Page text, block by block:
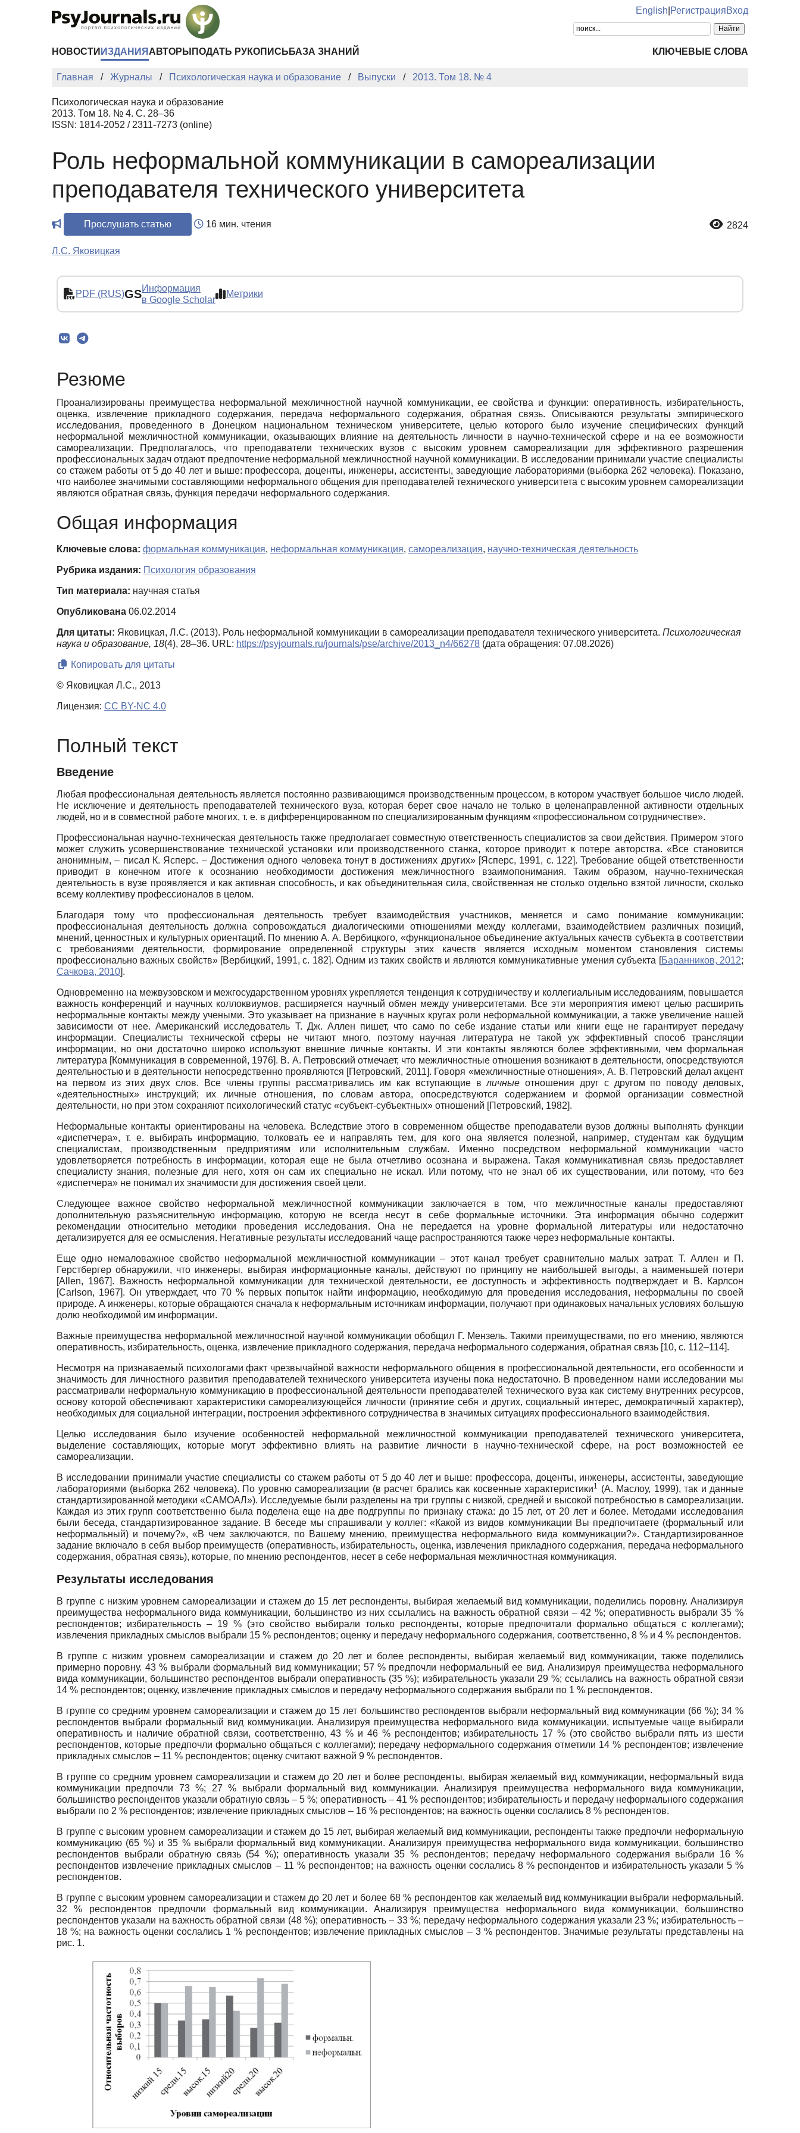
English РегистрацияВход
НОВОСТИ ИЗДАНИЯ АВТОРЫ ПОДАТЬ РУКОПИСЬ БАЗА ЗНАНИЙ КЛЮЧЕВЫЕ СЛОВА
Главная Журналы Психологическая наука и образование Выпуски 2013. Том 18. № 4
Психологическая наука и образование
2013. Том 18. № 4. С. 28–36
ISSN: 1814-2052 / 2311-7273 (online)
Роль неформальной коммуникации в самореализации
преподавателя технического университета
Прослушать статью 16 мин. чтения 2824
Л.С. Яковицкая
PDF (RUS)GSИнформация
в Google Scholar
Метрики
Резюме
Проанализированы преимущества неформальной межличностной научной коммуникации, ее свойства и функции: оперативность, избирательность,
оценка, извлечение прикладного содержания, передача неформального содержания, обратная связь. Описываются результаты эмпирического
исследования, проведенного в Донецком национальном техническом университете, целью которого было изучение специфических функций
неформальной межличностной коммуникации, оказывающих влияние на деятельность личности в научно-технической сфере и на ее возможности
самореализации. Предполагалось, что преподаватели технических вузов с высоким уровнем самореализации для эффективного разрешения
профессиональных задач отдают предпочтение неформальной межличностной научной коммуникации. В исследовании принимали участие специалисты
со стажем работы от 5 до 40 лет и выше: профессора, доценты, инженеры, ассистенты, заведующие лабораториями (выборка 262 человека). Показано,
что наиболее значимыми составляющими неформального общения для преподавателей технического университета с высоким уровнем самореализации
являются обратная связь, функция передачи неформального содержания.
Общая информация
Ключевые слова: формальная коммуникация, неформальная коммуникация, самореализация, научно-техническая деятельность
Рубрика издания: Психология образования
Тип материала: научная статья
Опубликована 06.02.2014
Для цитаты: Яковицкая, Л.С. (2013). Роль неформальной коммуникации в самореализации преподавателя технического университета. Психологическая
наука и образование, 18(4), 28–36. URL: https://psyjournals.ru/journals/pse/archive/2013_n4/66278 (дата обращения: 07.08.2026)
Копировать для цитаты
© Яковицкая Л.С., 2013
Лицензия: CC BY-NC 4.0
Полный текст
Введение
Любая профессиональная деятельность является постоянно развивающимся производственным процессом, в котором участвует большое число людей.
Не исключение и деятельность преподавателей технического вуза, которая берет свое начало не только в целенаправленной активности отдельных
людей, но и в совместной работе многих, т. е. в дифференцированном по специализированным функциям «профессиональном сотрудничестве».
Профессиональная научно-техническая деятельность также предполагает совместную ответственность специалистов за свои действия. Примером этого
может служить усовершенствование технической установки или производственного станка, которое приводит к потере авторства. «Все становится
анонимным, – писал К. Ясперс. – Достижения одного человека тонут в достижениях других» [Ясперс, 1991, с. 122]. Требование общей ответственности
приводит в конечном итоге к осознанию необходимости достижения межличностного взаимопонимания. Таким образом, научно-техническая
деятельность в вузе проявляется и как активная способность, и как объединительная сила, свойственная не столько отдельно взятой личности, сколько
всему коллективу профессионалов в целом.
Благодаря тому что профессиональная деятельность требует взаимодействия участников, меняется и само понимание коммуникации:
профессиональная деятельность должна сопровождаться диалогическими отношениями между коллегами, взаимодействием различных позиций,
мнений, ценностных и культурных ориентаций. По мнению А. А. Вербицкого, «функциональное объединение актуальных качеств субъекта в соответствии
с требованиями деятельности, формирование определенной структуры этих качеств является исходным моментом становления системы
профессионально важных свойств» [Вербицкий, 1991, c. 182]. Одним из таких свойств и являются коммуникативные умения субъекта [Баранников, 2012;
Сачкова, 2010].
Одновременно на межвузовском и межгосударственном уровнях укрепляется тенденция к сотрудничеству и коллегиальным исследованиям, повышается
важность конференций и научных коллоквиумов, расширяется научный обмен между университетами. Все эти мероприятия имеют целью расширить
неформальные контакты между учеными. Это указывает на признание в научных кругах роли неформальной коммуникации, а также увеличение нашей
зависимости от нее. Американский исследователь Т. Дж. Аллен пишет, что само по себе издание статьи или книги еще не гарантирует передачу
информации. Специалисты технической сферы не читают много, поэтому научная литература не такой уж эффективный способ трансляции
информации, но они достаточно широко используют внешние личные контакты. И эти контакты являются более эффективными, чем формальная
литература [Коммуникация в современной, 1976]. В. А. Петровский отмечает, что межличностные отношения возникают в деятельности, опосредствуются
деятельностью и в деятельности непосредственно проявляются [Петровский, 2011]. Говоря «межличностные отношения», А. В. Петровский делал акцент
на первом из этих двух слов. Все члены группы рассматривались им как вступающие вличные отношения друг с другом по поводу деловых,
«деятельностных» инструкций; их личные отношения, по словам автора, опосредствуются содержанием и формой организации совместной
деятельности, но при этом сохраняют психологический статус «субъект-субъектных» отношений [Петровский, 1982].
Неформальные контакты ориентированы на человека. Вследствие этого в современном обществе преподаватели вузов должны выполнять функции
«диспетчера», т. е. выбирать информацию, толковать ее и направлять тем, для кого она является полезной, например, студентам как будущим
специалистам, производственным предприятиям или исполнительным службам. Именно посредством неформальной коммуникации часто
удовлетворяется потребность в информации, которая еще не была отчетливо осознана и выражена. Такая коммуникативная связь предоставляет
специалисту знания, полезные для него, хотя он сам их специально не искал. Или потому, что не знал об их существовании, или потому, что без
«диспетчера» не понимал их значимости для достижения своей цели.
Следующее важное свойство неформальной межличностной коммуникации заключается в том, что межличностные каналы предоставляют
дополнительную разъяснительную информацию, которую не всегда несут в себе формальные источники. Эта информация обычно содержит
рекомендации относительно методики проведения исследования. Она не передается на уровне формальной литературы или недостаточно
детализируется для ее осмысления. Негативные результаты исследований чаще распространяются также через неформальные контакты.
Еще одно немаловажное свойство неформальной межличностной коммуникации – этот канал требует сравнительно малых затрат. Т. Аллен и П.
Герстбергер обнаружили, что инженеры, выбирая информационные каналы, действуют по принципу не наибольшей выгоды, а наименьшей потери
[Allen, 1967]. Важность неформальной коммуникации для технической деятельности, ее доступность и эффективность подтверждает и В. Карлсон
[Carlson, 1967]. Он утверждает, что 70 % первых попыток найти информацию, необходимую для проведения исследования, неформальны по своей
природе. А инженеры, которые обращаются сначала к неформальным источникам информации, получают при одинаковых начальных условиях большую
долю необходимой им информации.
Важные преимущества неформальной межличностной научной коммуникации обобщил Г. Мензель. Такими преимуществами, по его мнению, являются
оперативность, избирательность, оценка, извлечение прикладного содержания, передача неформального содержания, обратная связь [10, c. 112–114].
Несмотря на признаваемый психологами факт чрезвычайной важности неформального общения в профессиональной деятельности, его особенности и
значимость для личностного развития преподавателей технического университета изучены пока недостаточно. В проведенном нами исследовании мы
рассматривали неформальную коммуникацию в профессиональной деятельности преподавателей технического вуза как систему внутренних ресурсов,
основу которой обеспечивают характеристики самореализующейся личности (принятие себя и других, социальный интерес, демократичный характер),
необходимых для социальной интеграции, построения эффективного сотрудничества в значимых ситуациях профессионального взаимодействия.
Целью исследования было изучение особенностей неформальной межличностной коммуникации преподавателей технического университета,
выделение составляющих, которые могут эффективно влиять на развитие личности в научно-технической сфере, на рост возможностей ее
самореализации.
В исследовании принимали участие специалисты со стажем работы от 5 до 40 лет и выше: профессора, доценты, инженеры, ассистенты, заведующие
лабораториями (выборка 262 человека). По уровню самореализации (в расчет брались как косвенные характеристики1 (А. Маслоу, 1999), так и данные
стандартизированной методики «САМОАЛ»). Исследуемые были разделены на три группы с низкой, средней и высокой потребностью в самореализации.
Каждая из этих групп соответственно была поделена еще на две подгруппы по признаку стажа: до 15 лет, от 20 лет и более. Методами исследования
были беседа, стандартизированное задание. В беседе мы спрашивали у коллег: «Какой из видов коммуникации Вы предпочитаете (формальный или
неформальный) и почему?», «В чем заключаются, по Вашему мнению, преимущества неформального вида коммуникации?». Стандартизированное
задание включало в себя выбор преимуществ (оперативность, избирательность, оценка, извлечения прикладного содержания, передача неформального
содержания, обратная связь), которые, по мнению респондентов, несет в себе неформальная межличностная коммуникация.
Результаты исследования
В группе с низким уровнем самореализации и стажем до 15 лет респонденты, выбирая желаемый вид коммуникации, поделились поровну. Анализируя
преимущества неформального вида коммуникации, большинство из них ссылались на важность обратной связи – 42 %; оперативность выбрали 35 %
респондентов; избирательность – 19 % (это свойство выбирали только респонденты, которые предпочитали формально общаться с коллегами);
извлечения прикладных смыслов выбрали 15 % респондентов; оценку и передачу неформального содержания, соответственно, 8 % и 4 % респондентов.
В группе с низким уровнем самореализации и стажем до 20 лет и более респонденты, выбирая желаемый вид коммуникации, также поделились
примерно поровну. 43 % выбрали формальный вид коммуникации; 57 % предпочли неформальный ее вид. Анализируя преимущества неформального
вида коммуникации, большинство респондентов выбрали оперативность (35 %); избирательность указали 29 %; ссылались на важность обратной связи
14 % респондентов; оценку, извлечение прикладных смыслов и передачу неформального содержания выбрали по 1 % респондентов.
В группе со средним уровнем самореализации и стажем до 15 лет большинство респондентов выбрали неформальный вид коммуникации (66 %); 34 %
респондентов выбрали формальный вид коммуникации. Анализируя преимущества неформального вида коммуникации, испытуемые чаще выбирали
оперативность и наличие обратной связи, соответственно, 43 % и 46 % респондентов; избирательность 17 % (это свойство выбрали пять из шести
респондентов, которые предпочли формально общаться с коллегами); передачу неформального содержания отметили 14 % респондентов; извлечение
прикладных смыслов – 11 % респондентов; оценку считают важной 9 % респондентов.
В группе со средним уровнем самореализации и стажем до 20 лет и более респонденты, выбирая желаемый вид коммуникации, неформальный вида
коммуникации предпочли 73 %; 27 % выбрали формальный вид коммуникации. Анализируя преимущества неформального вида коммуникации,
большинство респондентов указали обратную связь – 5 %; оперативность – 41 % респондентов; избирательность и передачу неформального содержания
выбрали по 2 % респондентов; извлечение прикладных смыслов – 16 % респондентов; на важность оценки сослались 8 % респондентов.
В группе с высоким уровнем самореализации и стажем до 15 лет, выбирая желаемый вид коммуникации, респонденты также предпочли неформальную
коммуникацию (65 %) и 35 % выбрали формальный вид коммуникации. Анализируя преимущества неформального вида коммуникации, большинство
респондентов выбрали обратную связь (54 %); оперативность указали 35 % респондентов; передачу неформального содержания выбрали 16 %
респондентов извлечение прикладных смыслов – 11 % респондентов; на важность оценки сослались 8 % респондентов и избирательность указали 5 %
респондентов.
В группе с высоким уровнем самореализации и стажем до 20 лет и более 68 % респондентов как желаемый вид коммуникации выбрали неформальный.
32 % респондентов предпочли формальный вид коммуникации. Анализируя преимущества неформального вида коммуникации, большинство
респондентов указали на важность обратной связи (48 %); оперативность – 33 %; передачу неформального содержания указали 23 %; избирательность –
18 %; на важность оценки сослались 1 % респондентов; извлечение прикладных смыслов – 3 % респондентов. Значимые результаты представлены на
рис. 1.